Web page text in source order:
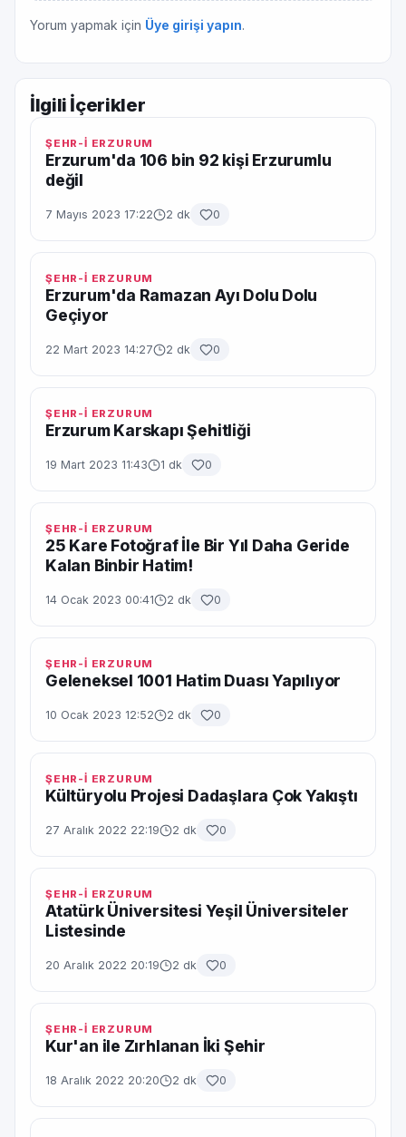
Yorum yapmak için Üye girişi yapın.
İlgili İçerikler
ŞEHR-İ ERZURUM
Erzurum'da 106 bin 92 kişi Erzurumlu
değil
7 Mayıs 2023 17:22 2 dk 0
ŞEHR-İ ERZURUM
Erzurum'da Ramazan Ayı Dolu Dolu
Geçiyor
22 Mart 2023 14:27 2 dk 0
ŞEHR-İ ERZURUM
Erzurum Karskapı Şehitliği
19 Mart 2023 11:43 1 dk 0
ŞEHR-İ ERZURUM
25 Kare Fotoğraf İle Bir Yıl Daha Geride
Kalan Binbir Hatim!
14 Ocak 2023 00:41 2 dk 0
ŞEHR-İ ERZURUM
Geleneksel 1001 Hatim Duası Yapılıyor
10 Ocak 2023 12:52 2 dk 0
ŞEHR-İ ERZURUM
Kültüryolu Projesi Dadaşlara Çok Yakıştı
27 Aralık 2022 22:19 2 dk 0
ŞEHR-İ ERZURUM
Atatürk Üniversitesi Yeşil Üniversiteler
Listesinde
20 Aralık 2022 20:19 2 dk 0
ŞEHR-İ ERZURUM
Kur'an ile Zırhlanan İki Şehir
18 Aralık 2022 20:20 2 dk 0